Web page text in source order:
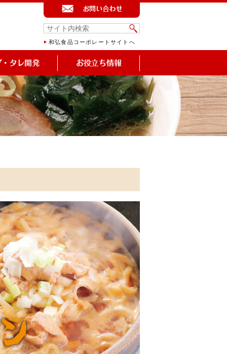
和弘食品コーポレートサイトへ